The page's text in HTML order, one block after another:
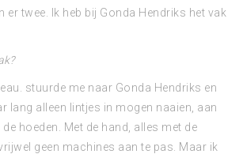
er twee. Ik heb bij Gonda Hendriks het vak
stuurde me naar Gonda Hendriks en
lang alleen lintjes in mogen naaien, aan
hoeden. Met de hand, alles met de
geen machines aan te pas. Maar ik